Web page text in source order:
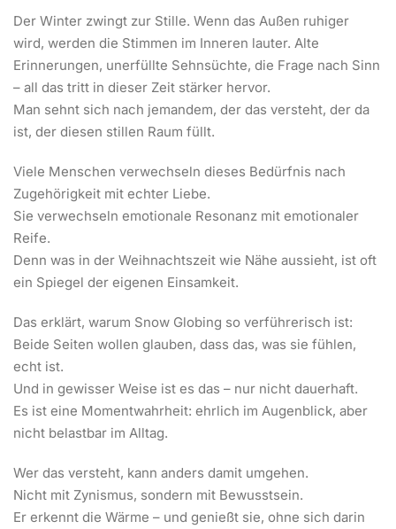
Der Winter zwingt zur Stille. Wenn das Außen ruhiger
wird, werden die Stimmen im Inneren lauter. Alte
Erinnerungen, unerfüllte Sehnsüchte, die Frage nach Sinn
– all das tritt in dieser Zeit stärker hervor.
Man sehnt sich nach jemandem, der das versteht, der da
ist, der diesen stillen Raum füllt.
Viele Menschen verwechseln dieses Bedürfnis nach
Zugehörigkeit mit echter Liebe.
Sie verwechseln emotionale Resonanz mit emotionaler
Reife.
Denn was in der Weihnachtszeit wie Nähe aussieht, ist oft
ein Spiegel der eigenen Einsamkeit.
Das erklärt, warum Snow Globing so verführerisch ist:
Beide Seiten wollen glauben, dass das, was sie fühlen,
echt ist.
Und in gewisser Weise ist es das – nur nicht dauerhaft.
Es ist eine Momentwahrheit: ehrlich im Augenblick, aber
nicht belastbar im Alltag.
Wer das versteht, kann anders damit umgehen.
Nicht mit Zynismus, sondern mit Bewusstsein.
Er erkennt die Wärme – und genießt sie, ohne sich darin